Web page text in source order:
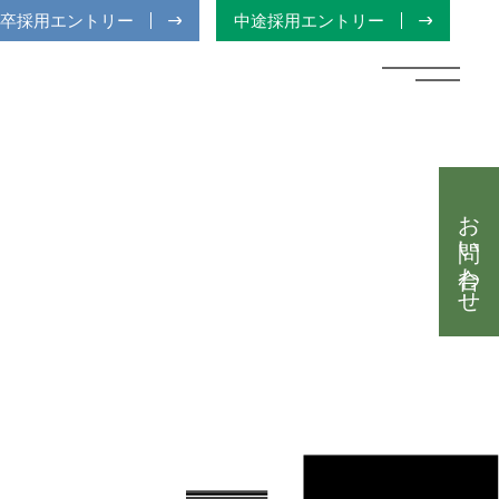
採用エントリー 中途採用エントリー
お問い合わせ